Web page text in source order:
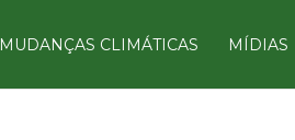
MUDANÇAS CLIMÁTICAS MÍDIAS